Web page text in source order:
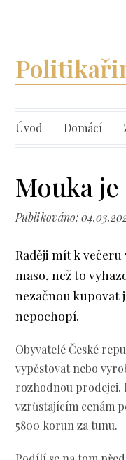
Úvod Domácí
Mouka
Publikováno:
Raději mít k
maso, než to
nezačnou kupovat
nepochopí.
Obyvatelé České
vypěstovat nebo
rozhodnou prodejci.
vzrůstajícím cenám
5800 korun za tunu.